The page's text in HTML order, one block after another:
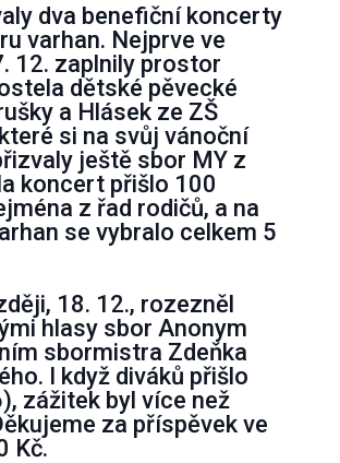
dva benefiční koncerty
varhan. Nejprve ve
12. zaplnily prostor
dětské pěvecké
a Hlásek ze ZŠ
si na svůj vánoční
ještě sbor MY z
koncert přišlo 100
z řad rodičů, a na
se vybralo celkem 5
18. 12., rozezněl
hlasy sbor Anonym
sbormistra Zdeňka
I když diváků přišlo
zážitek byl více než
za příspěvek ve
Kč.